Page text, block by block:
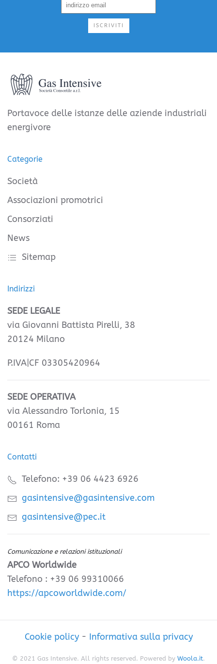
ISCRIVITI
Portavoce delle istanze delle aziende industriali
energivore
Categorie
Società
Associazioni promotrici
Consorziati
News
Sitemap
Indirizzi
SEDE LEGALE
via Giovanni Battista Pirelli, 38
20124 Milano
P.IVA|CF 03305420964
SEDE OPERATIVA
via Alessandro Torlonia, 15
00161 Roma
Contatti
Telefono: +39 06 4423 6926
gasintensive@gasintensive.com
gasintensive@pec.it
Comunicazione e relazioni istituzionali
APCO Worldwide
Telefono : +39 06 99310066
https://apcoworldwide.com/
Cookie policy- Informativa sulla privacy
© 2021 Gas Intensive. All rights reserved. Powered by Woola.it.